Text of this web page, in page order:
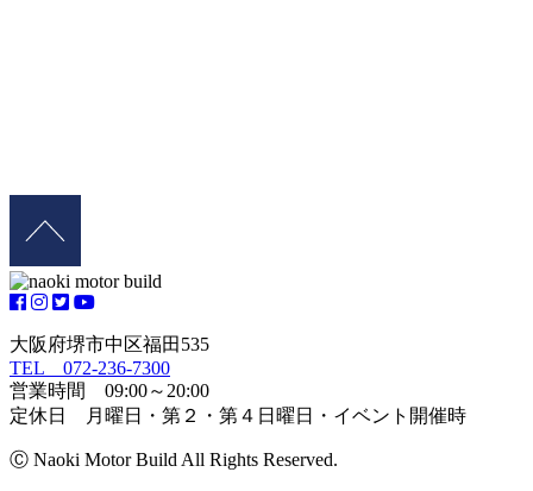
大阪府堺市中区福田535
TEL 072-236-7300
営業時間 09:00～20:00
定休日 月曜日・第２・第４日曜日・イベント開催時
Ⓒ Naoki Motor Build All Rights Reserved.